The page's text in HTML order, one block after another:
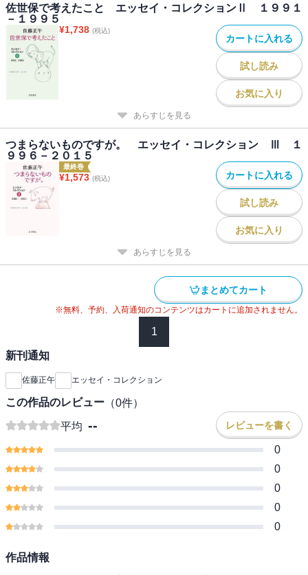
佐世保で考えたこと エッセイ・コレクションⅡ １９９１
－１９９５
¥1,738 (税込)
カートに入れる
試し読み
お気に入り
あらすじを見る
つまらないものですが。 エッセイ・コレクション Ⅲ １
９９６－２０１５
最終巻
¥1,573 (税込) カートに入れる
試し読み
お気に入り
あらすじを見る
まとめてカート
※無料、予約、入荷通知のコンテンツはカートに追加されません。
1
新刊通知
佐藤正午 エッセイ・コレクション
この作品のレビュー （0件）
平均 -- レビューを書く
0
0
0
0
0
作品情報